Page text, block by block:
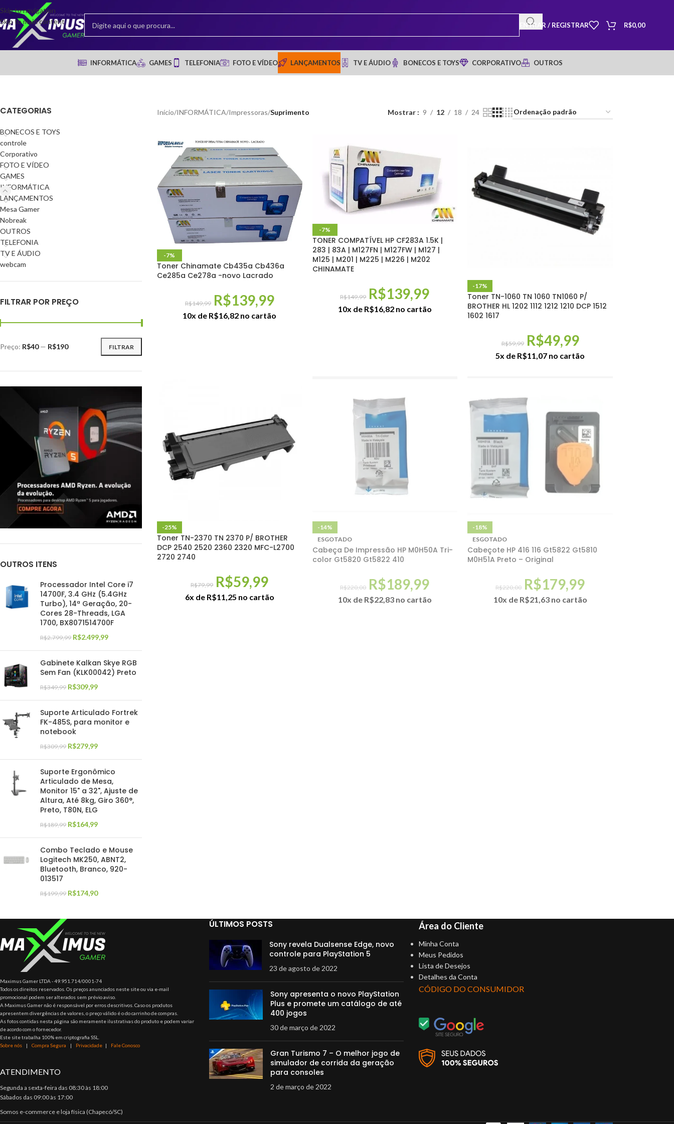
Skip to navigation
Skip to main content
ENTRAR / REGISTRAR R$0,00
INFORMÁTICA GAMES TELEFONIA FOTO E VÍDEO LANÇAMENTOS TV E ÁUDIO BONECOS E TOYS CORPORATIVO OUTROS
CATEGORIAS
BONECOS E TOYS
controle
Corporativo
FOTO E VÍDEO
GAMES
INFORMÁTICA
LANÇAMENTOS
Mesa Gamer
Nobreak
OUTROS
TELEFONIA
TV E ÁUDIO
webcam
FILTRAR POR PREÇO
FILTRAR
Preço: R$40— R$190
OUTROS ITENS
Processador Intel Core i7
14700F, 3.4 GHz (5.4GHz
Turbo), 14ª Geração, 20-
Cores 28-Threads, LGA
1700, BX8071514700F
R$2.799,99 R$2.499,99
Gabinete Kalkan Skye RGB
Sem Fan (KLK00042) Preto
R$349,99 R$309,99
Suporte Articulado Fortrek
FK-485S, para monitor e
notebook
R$309,99 R$279,99
Suporte Ergonômico
Articulado de Mesa,
Monitor 15" a 32", Ajuste de
Altura, Até 8kg, Giro 360°,
Preto, T80N, ELG
R$189,99 R$164,99
Combo Teclado e Mouse
Logitech MK250, ABNT2,
Bluetooth, Branco, 920-
013517
R$199,99 R$174,90
Início/INFORMÁTICA/Impressoras/Suprimento Mostrar 9 12 18 24
-7%
Toner Chinamate Cb435a Cb436a
Ce285a Ce278a -novo Lacrado
R$149,99 R$139,99
10x de R$16,82 no cartão
-7%
TONER COMPATÍVEL HP CF283A 1.5K |
283 | 83A | M127FN | M127FW | M127 |
M125 | M201 | M225 | M226 | M202
CHINAMATE
R$149,99 R$139,99
10x de R$16,82 no cartão
-17%
Toner TN-1060 TN 1060 TN1060 P/
BROTHER HL 1202 1112 1212 1210 DCP 1512
1602 1617
R$59,99 R$49,99
5x de R$11,07 no cartão
-25%
Toner TN-2370 TN 2370 P/ BROTHER
DCP 2540 2520 2360 2320 MFC-L2700
2720 2740
R$79,99 R$59,99
6x de R$11,25 no cartão
-14%
ESGOTADO
Cabeça De Impressão HP M0H50A Tri-
color Gt5820 Gt5822 410
R$220,00 R$189,99
10x de R$22,83 no cartão
-18%
ESGOTADO
Cabeçote HP 416 116 Gt5822 Gt5810
M0H51A Preto – Original
R$220,00 R$179,99
10x de R$21,63 no cartão
Maximus Gamer LTDA - 49.951.714/0001-74
Todos os direitos reservados. Os preços anunciados neste site ou via e-mail
promocional podem ser alterados sem prévio aviso.
A Maximus Gamer não é responsável por erros descritivos. Caso os produtos
apresentem divergências de valores, o preço válido é o do carrinho de compras.
As fotos contidas nesta página são meramente ilustrativas do produto e podem variar
de acordo com o fornecedor.
Este site trabalha 100% em criptografia SSL.
Sobre nós | Compra Segura | Privacidade | Fale Conosco
ATENDIMENTO
Segunda a sexta-feira das 08:30 às 18:00
Sábados das 09:00 às 17:00
Somos e-commerce e loja física (Chapecó/SC)
ÚLTIMOS POSTS
Sony revela Dualsense Edge, novo
controle para PlayStation 5
23 de agosto de 2022
Sony apresenta o novo PlayStation
Plus e promete um catálogo de até
400 jogos
30 de março de 2022
Gran Turismo 7 – O melhor jogo de
simulador de corrida da geração
para consoles
2 de março de 2022
Área do Cliente
Minha Conta
Meus Pedidos
Lista de Desejos
Detalhes da Conta
CÓDIGO DO CONSUMIDOR